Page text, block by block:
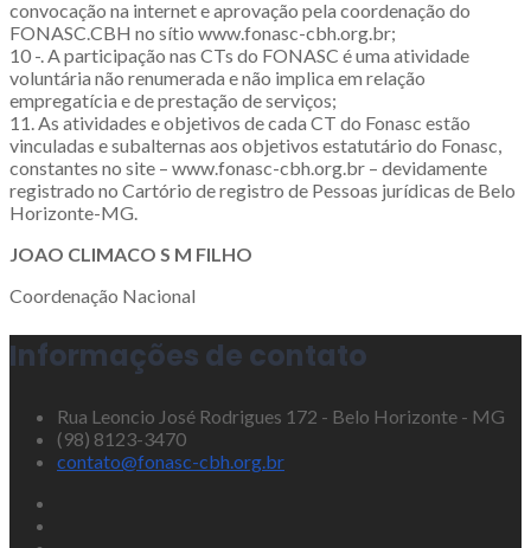
convocação na internet e aprovação pela coordenação do
FONASC.CBH no sítio www.fonasc-cbh.org.br;
10 -. A participação nas CTs do FONASC é uma atividade
voluntária não renumerada e não implica em relação
empregatícia e de prestação de serviços;
11. As atividades e objetivos de cada CT do Fonasc estão
vinculadas e subalternas aos objetivos estatutário do Fonasc,
constantes no site – www.fonasc-cbh.org.br – devidamente
registrado no Cartório de registro de Pessoas jurídicas de Belo
Horizonte-MG.
JOAO CLIMACO S M FILHO
Coordenação Nacional
Informações de contato
Rua Leoncio José Rodrigues 172 - Belo Horizonte - MG
(98) 8123-3470
contato@fonasc-cbh.org.br